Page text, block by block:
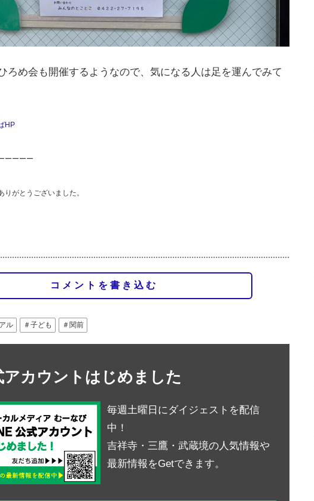
ろめ会も開催するようなので、気になる人は足を運んでみて
HP
ーーーー
りがとうございました。
コメントを書き込む
ル ＃子ども ＃関前
アカウントはじめました
毎週土曜日にダイジェストを配信
中！
吉祥寺・三鷹・武蔵境の人気情報や
最新情報をGetできます。